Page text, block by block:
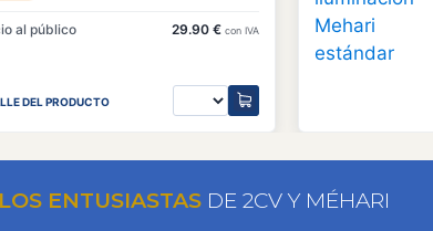
al público 29.90 € con IVA
DEL PRODUCTO
ENTUSIASTAS DE 2CV Y MÉHARI